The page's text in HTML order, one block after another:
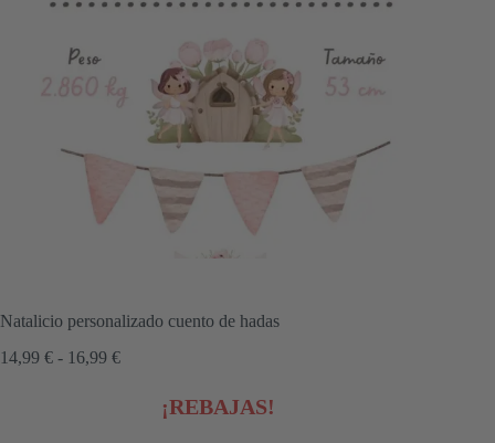
Natalicio personalizado cuento de hadas
14,99 € - 16,99 €Rango
precios:¡REBAJAS!